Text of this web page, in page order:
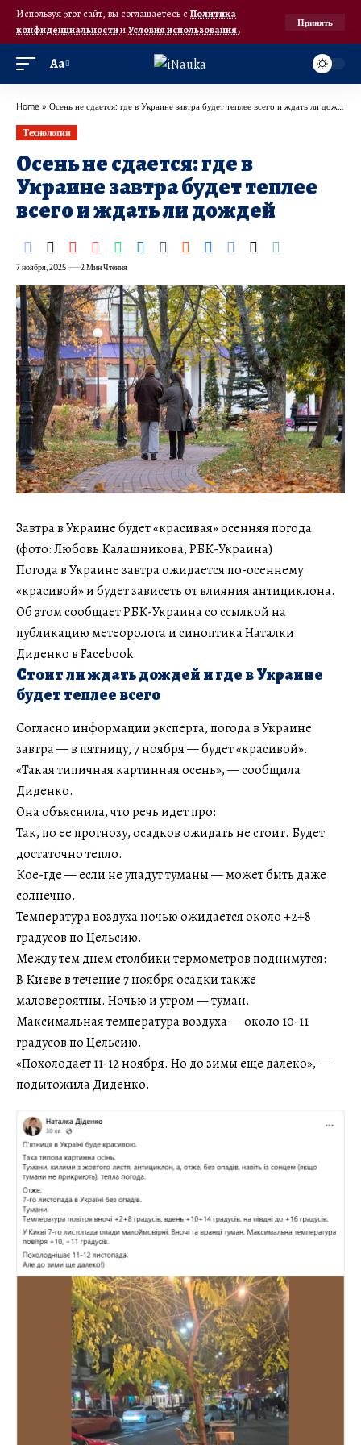
Используя этот сайт, вы соглашаетесь с Политика
конфиденциальностииУсловия использования.
Принять
Аа
Home » Осень не сдается: где в Украине завтра будет теплее всего и ждать ли дождей
Технологии
Осень не сдается: где в
Украине завтра будет теплее
всего и ждать ли дождей
7 ноября, 2025 2 Мин Чтения
Завтра в Украине будет «красивая» осенняя погода
(фото: Любовь Калашникова, РБК-Украина)
Погода в Украине завтра ожидается по-осеннему
«красивой» и будет зависеть от влияния антициклона.
Об этом сообщает РБК-Украина со ссылкой на
публикацию метеоролога и синоптика Наталки
Диденко в Facebook.
Стоит ли ждать дождей и где в Украине
будет теплее всего
Согласно информации эксперта, погода в Украине
завтра — в пятницу, 7 ноября — будет «красивой».
«Такая типичная картинная осень», — сообщила
Диденко.
Она объяснила, что речь идет про:
Так, по ее прогнозу, осадков ожидать не стоит. Будет
достаточно тепло.
Кое-где — если не упадут туманы — может быть даже
солнечно.
Температура воздуха ночью ожидается около +2+8
градусов по Цельсию.
Между тем днем столбики термометров поднимутся:
В Киеве в течение 7 ноября осадки также
маловероятны. Ночью и утром — туман.
Максимальная температура воздуха — около 10-11
градусов по Цельсию.
«Похолодает 11-12 ноября. Но до зимы еще далеко», —
подытожила Диденко.